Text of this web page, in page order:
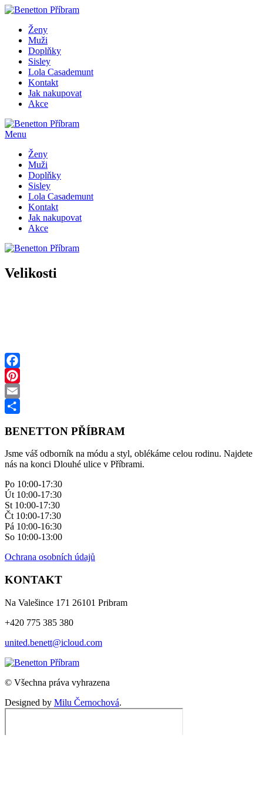
Ženy
Muži
Doplňky
Sisley
Lola Casademunt
Kontakt
Jak nakupovat
Akce
Menu
Ženy
Muži
Doplňky
Sisley
Lola Casademunt
Kontakt
Jak nakupovat
Akce
Velikosti
Facebook
Pinterest
Email
BENETTON PŘÍBRAM
Jsme váš odborník na módu a styl, oblékáme celou rodinu. Najdete
nás na konci Dlouhé ulice v Příbrami.
Po 10:00-17:30
Út 10:00-17:30
St 10:00-17:30
Čt 10:00-17:30
Pá 10:00-16:30
So 10:00-13:00
Ochrana osobních údajů
KONTAKT
Na Valešince 171 26101 Pribram
+420 775 385 380
united.benett@icloud.com
© Všechna práva vyhrazena
Designed by Milu Černochová.